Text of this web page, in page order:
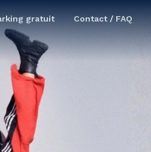
gratuit Contact / FAQ